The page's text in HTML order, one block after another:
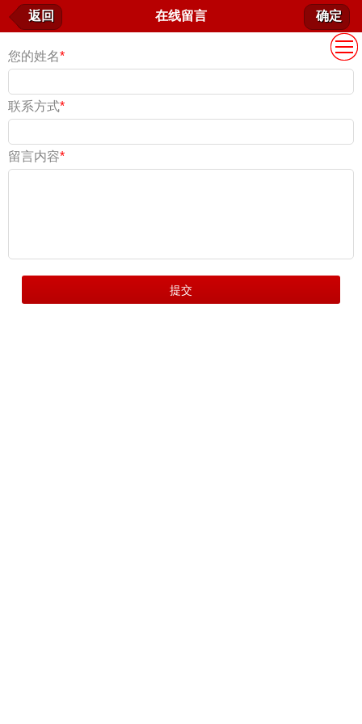
在线留言
我要留言
返回 在线留言 确定
您的姓名*
联系方式*
留言内容*